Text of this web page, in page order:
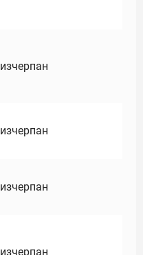
изчерпан
изчерпан
изчерпан
изчерпан